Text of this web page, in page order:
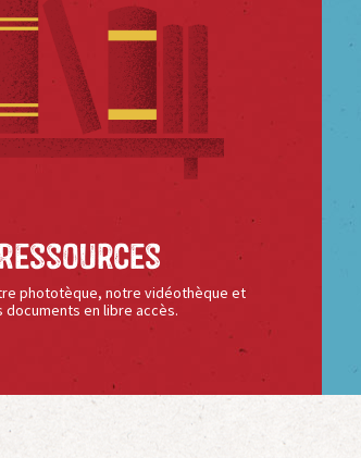
phototèque, notre vidéothèque et
documents en libre accès.